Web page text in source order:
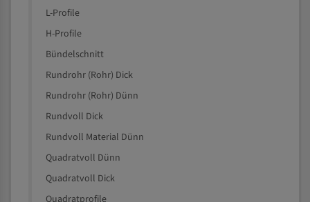
L-Profile
H-Profile
Bündelschnitt
Rundrohr (Rohr) Dick
Rundrohr (Rohr) Dünn
Rundvoll Dick
Rundvoll Material Dünn
Quadratvoll Dünn
Quadratvoll Dick
Quadratprofile